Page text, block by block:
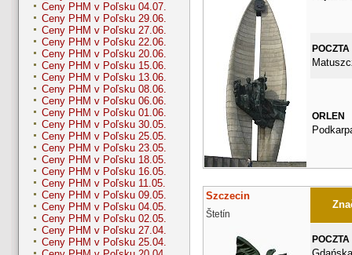
Ceny PHM v Poľsku 04.07.
Ceny PHM v Poľsku 29.06.
Ceny PHM v Poľsku 27.06.
Ceny PHM v Poľsku 22.06.
Ceny PHM v Poľsku 20.06.
Ceny PHM v Poľsku 15.06.
Ceny PHM v Poľsku 13.06.
Ceny PHM v Poľsku 08.06.
Ceny PHM v Poľsku 06.06.
Ceny PHM v Poľsku 01.06.
Ceny PHM v Poľsku 30.05.
Ceny PHM v Poľsku 25.05.
Ceny PHM v Poľsku 23.05.
Ceny PHM v Poľsku 18.05.
Ceny PHM v Poľsku 16.05.
Ceny PHM v Poľsku 11.05.
Ceny PHM v Poľsku 09.05.
Ceny PHM v Poľsku 04.05.
Ceny PHM v Poľsku 02.05.
Ceny PHM v Poľsku 27.04.
Ceny PHM v Poľsku 25.04.
POCZTA
ORLEN
Szczecin
Štetín
POCZTA